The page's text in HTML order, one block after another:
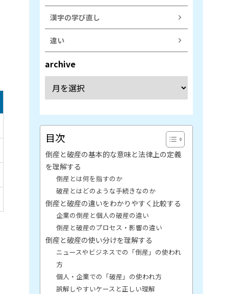
漢字の学び直し
違い
archive
目次
倒産と破産の基本的な意味と法律上の定義
を理解する
倒産とは何を指すのか
破産とはどのような手続きなのか
倒産と破産の違いをわかりやすく比較する
企業の倒産と個人の破産の違い
倒産と破産のプロセス・影響の違い
倒産と破産の使い分けを理解する
ニュースやビジネスでの「倒産」の使われ
方
個人・企業での「破産」の使われ方
誤解しやすいケースと正しい理解